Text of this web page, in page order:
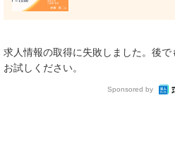
求人情報の取得に失敗しました。後で
お試しください。
Sponsored by